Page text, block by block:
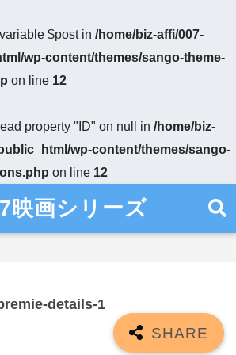
$post in /home/biz-affi/007-
wp-content/themes/sango-theme-
on line 12
property "ID" on null in /home/biz-
wp-content/themes/sango-
on line 12
映画シリーズ
details-1